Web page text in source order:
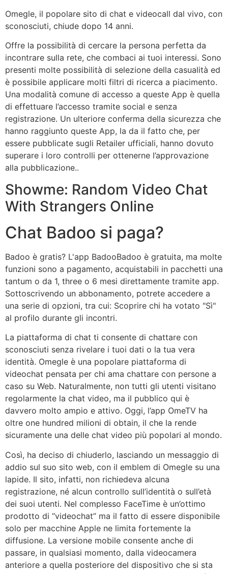
Omegle, il popolare sito di chat e videocall dal vivo, con
sconosciuti, chiude dopo 14 anni.
Offre la possibilità di cercare la persona perfetta da
incontrare sulla rete, che combaci ai tuoi interessi. Sono
presenti molte possibilità di selezione della casualità ed
è possibile applicare molti filtri di ricerca a piacimento.
Una modalità comune di accesso a queste App è quella
di effettuare l’accesso tramite social e senza
registrazione. Un ulteriore conferma della sicurezza che
hanno raggiunto queste App, la da il fatto che, per
essere pubblicate sugli Retailer ufficiali, hanno dovuto
superare i loro controlli per ottenerne l’approvazione
alla pubblicazione..
Showme: Random Video Chat
With Strangers Online
Chat Badoo si paga?
Badoo è gratis? L'app BadooBadoo è gratuita, ma molte
funzioni sono a pagamento, acquistabili in pacchetti una
tantum o da 1, three o 6 mesi direttamente tramite app.
Sottoscrivendo un abbonamento, potrete accedere a
una serie di opzioni, tra cui: Scoprire chi ha votato "Sì"
al profilo durante gli incontri.
La piattaforma di chat ti consente di chattare con
sconosciuti senza rivelare i tuoi dati o la tua vera
identità. Omegle è una popolare piattaforma di
videochat pensata per chi ama chattare con persone a
caso su Web. Naturalmente, non tutti gli utenti visitano
regolarmente la chat video, ma il pubblico qui è
davvero molto ampio e attivo. Oggi, l’app OmeTV ha
oltre one hundred milioni di obtain, il che la rende
sicuramente una delle chat video più popolari al mondo.
Così, ha deciso di chiuderlo, lasciando un messaggio di
addio sul suo sito web, con il emblem di Omegle su una
lapide. Il sito, infatti, non richiedeva alcuna
registrazione, né alcun controllo sull’identità o sull’età
dei suoi utenti. Nel complesso FaceTime è un’ottimo
prodotto di “videochat” ma il fatto di essere disponibile
solo per macchine Apple ne limita fortemente la
diffusione. La versione mobile consente anche di
passare, in qualsiasi momento, dalla videocamera
anteriore a quella posteriore del dispositivo che si sta